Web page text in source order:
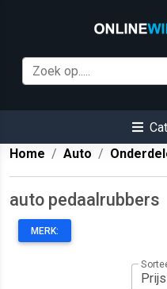
Home
Auto
auto pedaalrubbers
MERK: